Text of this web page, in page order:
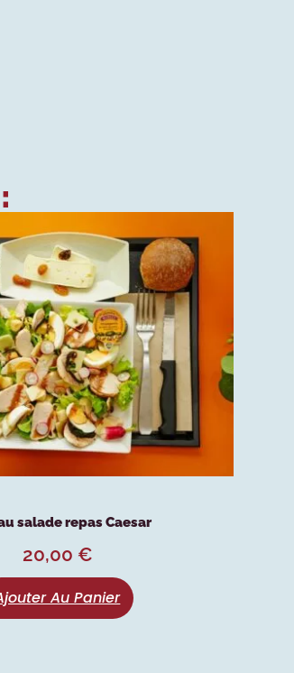
salade repas Caesar
20,00 €
Au Panier